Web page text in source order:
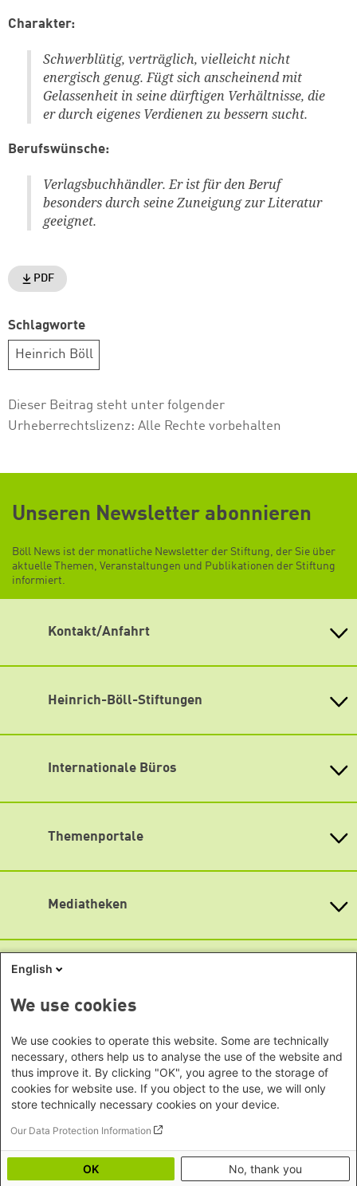
Charakter:
Schwerblütig, verträglich, vielleicht nicht
energisch genug. Fügt sich anscheinend mit
Gelassenheit in seine dürftigen Verhältnisse, die
er durch eigenes Verdienen zu bessern sucht.
Berufswünsche:
Verlagsbuchhändler. Er ist für den Beruf
besonders durch seine Zuneigung zur Literatur
geeignet.
PDF
Schlagworte
Heinrich Böll
Dieser Beitrag steht unter folgender
Urheberrechtslizenz: Alle Rechte vorbehalten
Unseren Newsletter abonnieren
Böll News ist der monatliche Newsletter der Stiftung, der Sie über
aktuelle Themen, Veranstaltungen und Publikationen der Stiftung
informiert.
Kontakt/Anfahrt
Empfang und Auskunft
info@boell.de
Montag bis Freitag
Lageplan
Heinrich-Böll-Stiftungen
Heinrich-Böll-Stiftungen in den
Baden-Württemberg
Hamburg
Niedersachsen
Rheinland-Pfalz
Sachsen
Sachsen-Anhalt
Schleswig-Holstein
Thüringen
Internationale Büros
Büro Neu-Delhi - Indien
Büro Seoul - Ostasien | Globaler
Afrika
Tansania
Büro Abuja - Nigeria
Büro Dakar - Senegal
Büro Kapstadt - Südafrika, Namibia,
Europa
Büro Sarajevo - Bosnien und
Herzegowina, Republik Nord-
Themenportale
Grüne Akademie
Gunda-Werner-Institut
Archiv Grünes Gedächtnis
Studienwerk
Mediatheken
Antifeminismus begegnen
Gender Mediathek
Grüne Websites
Bündnis 90 / Die Grünen
Die Grünen im Europäischen Parlament
Green European Foundation
Social Links
LinkedIn
Facebook
YouTube
Bluesky
Datenschutz
Impressum
Erklärung zur Barrierefreiheit
English
We use cookies
We use cookies to operate this website. Some are technically
necessary, others help us to analyse the use of the website and
thus improve it. By clicking "OK", you agree to the storage of
cookies for website use. If you object to the use, we will only
store technically necessary cookies on your device.
Our Data Protection Information
OK No, thank you